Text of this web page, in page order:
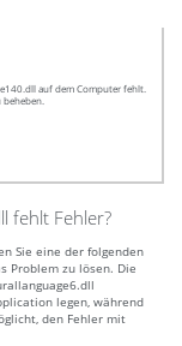
auf dem Computer fehlt.
beheben.
fehlt Fehler?
Sie eine der folgenden
Problem zu lösen. Die
legen, während
den Fehler mit